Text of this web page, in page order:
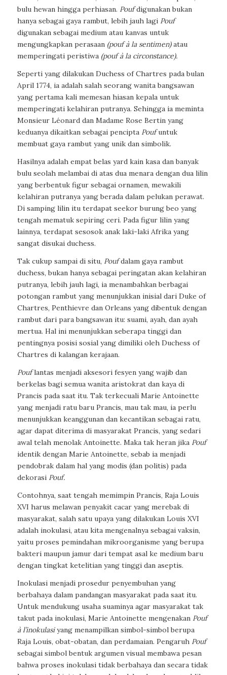
bulu hewan hingga perhiasan. Poufdigunakan bukan
hanya sebagai gaya rambut, lebih jauh lagi Pouf
digunakan sebagai medium atau kanvas untuk
mengungkapkan perasaan (pouf à la sentimen)atau
memperingati peristiwa (pouf à la circonstance).
Seperti yang dilakukan Duchess of Chartres pada bulan
April 1774, ia adalah salah seorang wanita bangsawan
yang pertama kali memesan hiasan kepala untuk
memperingati kelahiran putranya. Sehingga ia meminta
Monsieur Léonard dan Madame Rose Bertin yang
keduanya dikaitkan sebagai pencipta Poufuntuk
membuat gaya rambut yang unik dan simbolik.
Hasilnya adalah empat belas yard kain kasa dan banyak
bulu seolah melambai di atas dua menara dengan dua lilin
yang berbentuk figur sebagai ornamen, mewakili
kelahiran putranya yang berada dalam pelukan perawat.
Di samping lilin itu terdapat seekor burung beo yang
tengah mematuk sepiring ceri. Pada figur lilin yang
lainnya, terdapat sesosok anak laki-laki Afrika yang
sangat disukai duchess.
Tak cukup sampai di situ, Poufdalam gaya rambut
duchess, bukan hanya sebagai peringatan akan kelahiran
putranya, lebih jauh lagi, ia menambahkan berbagai
potongan rambut yang menunjukkan inisial dari Duke of
Chartres, Penthievre dan Orleans yang dibentuk dengan
rambut dari para bangsawan itu: suami, ayah, dan ayah
mertua. Hal ini menunjukkan seberapa tinggi dan
pentingnya posisi sosial yang dimiliki oleh Duchess of
Chartres di kalangan kerajaan.
Pouflantas menjadi aksesori fesyen yang wajib dan
berkelas bagi semua wanita aristokrat dan kaya di
Prancis pada saat itu. Tak terkecuali Marie Antoinette
yang menjadi ratu baru Prancis, mau tak mau, ia perlu
menunjukkan keanggunan dan kecantikan sebagai ratu,
agar dapat diterima di masyarakat Prancis, yang sedari
awal telah menolak Antoinette. Maka tak heran jika Pouf
identik dengan Marie Antoinette, sebab ia menjadi
pendobrak dalam hal yang modis (dan politis) pada
dekorasi Pouf.
Contohnya, saat tengah memimpin Prancis, Raja Louis
XVI harus melawan penyakit cacar yang merebak di
masyarakat, salah satu upaya yang dilakukan Louis XVI
adalah inokulasi, atau kita mengenalnya sebagai vaksin,
yaitu proses pemindahan mikroorganisme yang berupa
bakteri maupun jamur dari tempat asal ke medium baru
dengan tingkat ketelitian yang tinggi dan aseptis.
Inokulasi menjadi prosedur penyembuhan yang
berbahaya dalam pandangan masyarakat pada saat itu.
Untuk mendukung usaha suaminya agar masyarakat tak
takut pada inokulasi, Marie Antoinette mengenakan Pouf
à l’inokulasiyang menampilkan simbol-simbol berupa
Raja Louis, obat-obatan, dan perdamaian. Pengaruh Pouf
sebagai simbol bentuk argumen visual membawa pesan
bahwa proses inokulasi tidak berbahaya dan secara tidak